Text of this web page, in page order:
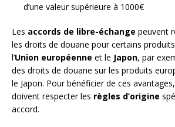
d’une valeur supérieure à 1000€
Les accords de libre-échange peuvent
les droits de douane pour certains
l’Union européenne et le Japon, par
des droits de douane sur les produits
le Japon. Pour bénéficier de ces
doivent respecter les règles d’origine
accord.